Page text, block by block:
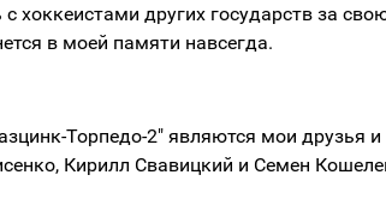
хоккеистами других государств за
в моей памяти навсегда.
Торпедо-2" являются мои друзья и
Кирилл Свавицкий и Семен